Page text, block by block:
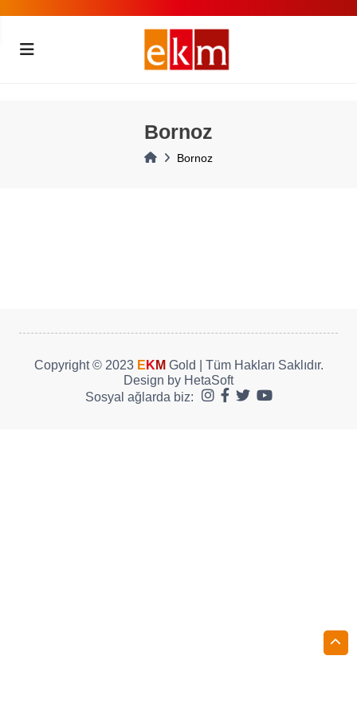
Bornoz
Bornoz
Copyright © 2023 E KM Gold | Tüm Hakları Saklıdır.
Design by HetaSoft
Sosyal ağlarda biz: